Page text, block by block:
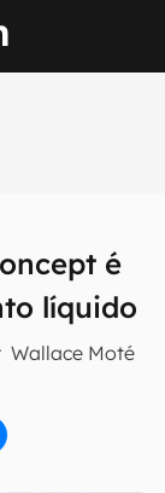
é
líquido
Wallace Moté
primeira